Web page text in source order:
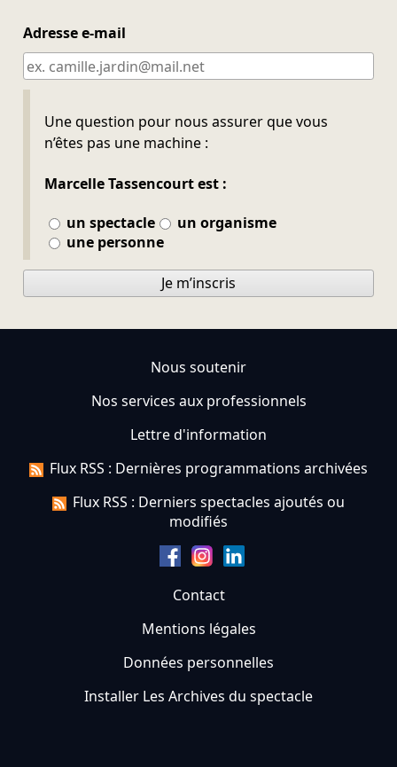
Adresse e-mail
Une question pour nous assurer que vous
n’êtes pas une machine :
Marcelle Tassencourt est :
un spectacle
un organisme
une personne
Ne pas remplir
Je m’inscris
Nous soutenir
Nos services aux professionnels
Lettre d'information
Flux RSS : Dernières programmations archivées
Flux RSS : Derniers spectacles ajoutés ou
modifiés
Contact
Mentions légales
Données personnelles
Installer Les Archives du spectacle